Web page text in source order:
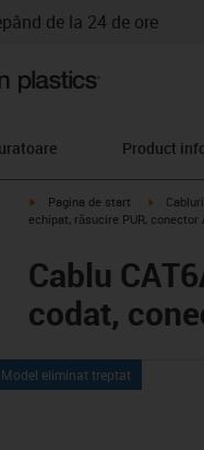
de la 24 de ore
Product
igus-icon-arrow-right
Pagina de start igus-
echipat, răsucire PUR,
Cablu
codat,
Model eliminat treptat